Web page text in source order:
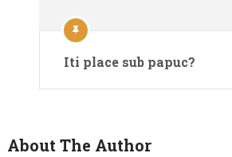
Iti place sub papuc?
About The Author